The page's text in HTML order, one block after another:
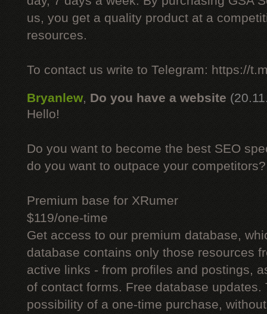
us, you get a quality product at a
resources.
To contact us write to Telegram: https://
Bryanlew, Do you have a website
Hello!
Do you want to become the best SEO
do you want to outpace your competitors?
Premium base for XRumer
$119/one-time
Get access to our premium database,
database contains only those resources
active links - from profiles and postings,
of contact forms. Free database updates.
possibility of a one-time purchase,